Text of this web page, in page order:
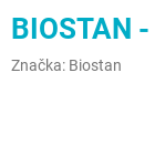
BIOSTAN
Značka: Biostan